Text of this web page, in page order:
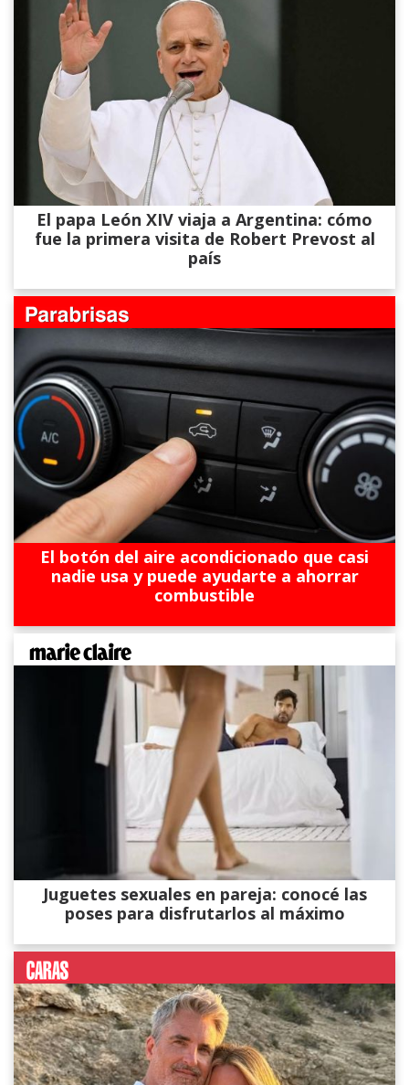
El papa León XIV viaja a Argentina: cómo
fue la primera visita de Robert Prevost al
país
El botón del aire acondicionado que casi
nadie usa y puede ayudarte a ahorrar
combustible
Juguetes sexuales en pareja: conocé las
poses para disfrutarlos al máximo